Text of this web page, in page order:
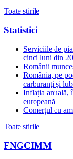
Toate stirile
Statistici
Serviciile de
cinci luni din
Românii
România, pe
carburanți și
Inflația anuală,
europeană
Comerțul cu
Toate stirile
FNGCIMM